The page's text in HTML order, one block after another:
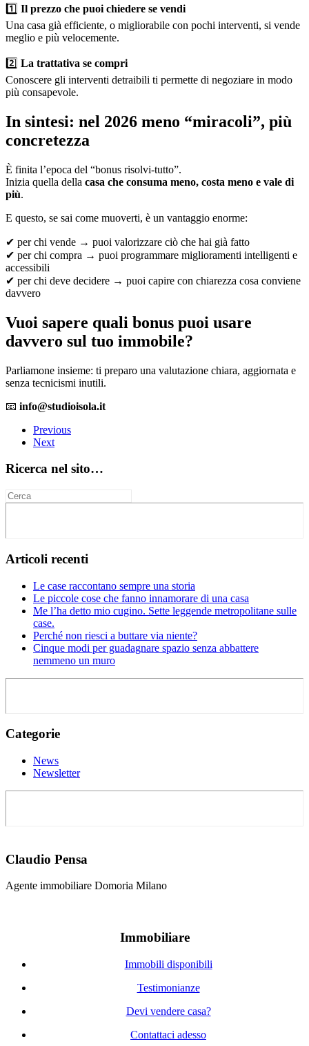
1️⃣ Il prezzo che puoi chiedere se vendi
Una casa già efficiente, o migliorabile con pochi interventi, si vende
meglio e più velocemente.
2️⃣ La trattativa se compri
Conoscere gli interventi detraibili ti permette di negoziare in modo
più consapevole.
In sintesi: nel 2026 meno “miracoli”, più
concretezza
È finita l’epoca del “bonus risolvi-tutto”.
Inizia quella della casa che consuma meno, costa meno e vale di
più.
E questo, se sai come muoverti, è un vantaggio enorme:
✔ per chi vende → puoi valorizzare ciò che hai già fatto
✔ per chi compra → puoi programmare miglioramenti intelligenti e
accessibili
✔ per chi deve decidere → puoi capire con chiarezza cosa conviene
davvero
Vuoi sapere quali bonus puoi usare
davvero sul tuo immobile?
Parliamone insieme: ti preparo una valutazione chiara, aggiornata e
senza tecnicismi inutili.
📧 info@studioisola.it
Previous
Next
Ricerca nel sito…
Articoli recenti
Le case raccontano sempre una storia
Le piccole cose che fanno innamorare di una casa
Me l’ha detto mio cugino. Sette leggende metropolitane sulle
case.
Perché non riesci a buttare via niente?
Cinque modi per guadagnare spazio senza abbattere
nemmeno un muro
Categorie
News
Newsletter
Claudio Pensa
Agente immobiliare Domoria Milano
Immobiliare
Immobili disponibili
Testimonianze
Devi vendere casa?
Contattaci adesso